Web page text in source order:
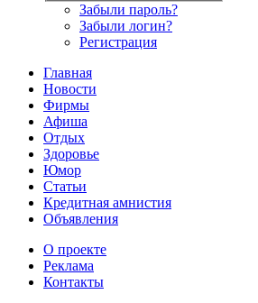
Забыли пароль?
Забыли логин?
Регистрация
Главная
Новости
Фирмы
Афиша
Отдых
Здоровье
Юмор
Статьи
Кредитная амнистия
Объявления
О проекте
Реклама
Контакты